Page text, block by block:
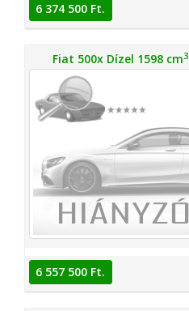
6 374 500 Ft.
Fiat 500x Dízel 1598 cm3
6 557 500 Ft.